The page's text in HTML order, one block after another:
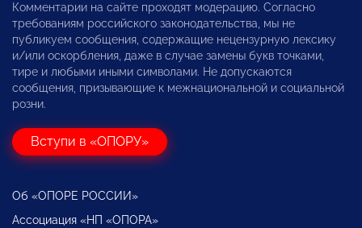
Комментарии на сайте проходят модерацию. Согласно
требованиям российского законодательства, мы не
публикуем сообщения, содержащие нецензурную лексику
и/или оскорбления, даже в случае замены букв точками,
тире и любыми иными символами. Не допускаются
сообщения, призывающие к межнациональной и социальной
розни.
Вступи в «ОПОРУ»
Об «ОПОРЕ РОССИИ»
Ассоциация «НП «ОПОРА»